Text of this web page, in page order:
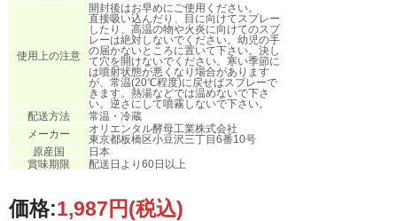
使用上の注意
開封後はお早めにご使用ください。
直接吸い込んだり、目に向けてスプレー
したり、高温の物や火炎に向けてのスプ
レーは絶対しないでください。幼児の手
の届かないところに置いて下さい。決し
て穴を開けないでください。寒い季節に
は噴射状態が悪くなり場合があります
が、常温(20℃程度)に戻せばスプレーで
きます。熱湯などでは温めないで下さ
い。逆さにして噴霧しないで下さい。
配送方法
常温・冷蔵
メーカー
オリエンタル酵母工業株式会社
東京都板橋区小豆沢三丁目6番10号
原産国
日本
賞味期限
配送日より60日以上
価格:1,987円(税込)